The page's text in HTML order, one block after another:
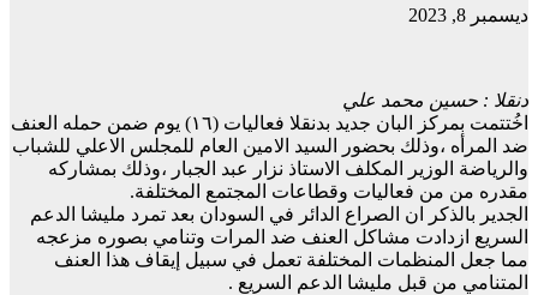
ديسمبر 8, 2023
دنقلا : حسين محمد علي
اخُتتمت بمركز البان جديد بدنقلا فعاليات (١٦) يوم ضمن حمله العنف
ضد المرأه ،وذلك بحضور السيد الامين العام للمجلس الاعلي للشباب
والرياضة الوزير المكلف الاستاذ نزار عبد الجبار ،وذلك بمشاركه
مقدره من من فعاليات وقطاعات المجتمع المختلفة.
الجدير بالذكر ان الصراع الدائر في السودان بعد تمرد مليشا الدعم
السريع ازدادت مشاكل العنف ضد المرات وتنامي بصوره مزعجه
مما جعل المنظمات المختلفة تعمل في سبيل إيقاف هذا العنف
المتنامي من قبل مليشا الدعم السريع .